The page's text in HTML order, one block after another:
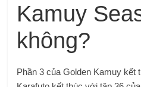
Kamuy
không?
Phần 3 của Golden Kamuy kết